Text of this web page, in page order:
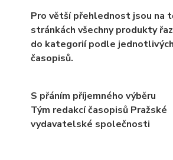
Pro větší přehlednost jsou na
stránkách všechny produkty
do kategorií podle jednotlivých
časopisů.
S přáním příjemného výběru
Tým redakcí časopisů Pražské
vydavatelské společnosti